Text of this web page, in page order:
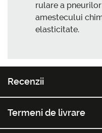
rulare a
amestecului
elasticitate.
Recenzii
Termeni de livrare